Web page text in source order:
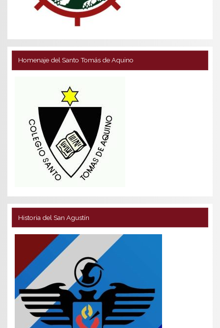
Homenaje del Santo Tomás de Aquino
Historia del San Agustín